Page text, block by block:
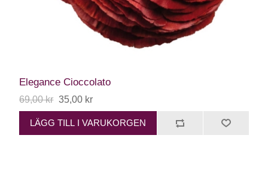
Elegance Cioccolato
69,00 kr 35,00 kr
LÄGG TILL I VARUKORGEN